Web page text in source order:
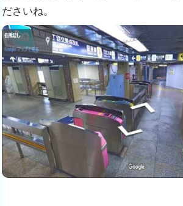
ださいね。